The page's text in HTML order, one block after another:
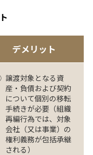
デメリット
譲渡対象となる資
産・負債および契約
について個別の移転
手続きが必要（組織
再編行為では、対象
会社（又は事業）の
権利義務が包括承継
される）